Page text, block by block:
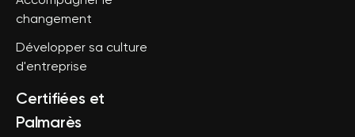
changement
Développer sa culture
d'entreprise
Certifiées et
Palmarès